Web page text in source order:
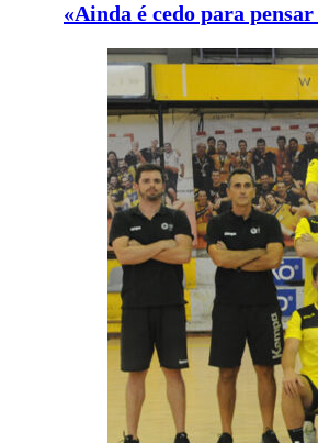
«Ainda é cedo para